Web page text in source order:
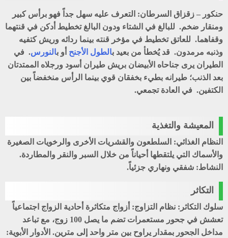
حنكور – زقزاق السرطان: التعرف عليه سهل جداً فهو برأس كبير
ومنقار ضخم. للبالغ في الشتاء ودون البالغ تخطيط أدكن في قنتهما
وقفاهما. للعاتق تخطيط في مؤخر قنته بينما ردائه وريش كتفيه
وذنبه مرمدون. قد يُخطأ من بعيد بالطول الأجنح أو بالنورس. في
الطيران يرى جناحاه الأبيضان بريش طيران أسود ورجلاه الممتدتان
بعد الذنب؛ طيرانه بطيء بخفقان قوي بينما الرأس منخفضاً بين
الكتفين. في العادة تجمعي.
المعيشة والتغذية
النظام الغذائي: السلطعون والقشريات الأخرى والرخويات الصغيرة
والأسماك التي يلتقطها أحياناً من خلال السبر والنقر والمطاردة.
النشاط: شفقي ونهاري جزئياً.
التكاثر
سلوك التكاثر: نظام التزاوج: أزواج متكاثرة أحادية الزواج اجتماعياً
تعشش في جحور مستعمرات تضم ما يصل 100 زوج، مع تباعد
مداخل الجحور بمقدار يراوح بين متر واحد إلى مترين. الأدوار الأبوية: